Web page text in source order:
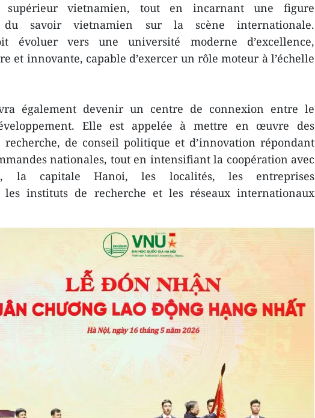
supérieur vietnamien, tout en incarnant une figure
du savoir vietnamien sur la scène internationale.
évoluer vers une université moderne d’excellence,
et innovante, capable d’exercer un rôle moteur à l’échelle
également devenir un centre de connexion entre le
Elle est appelée à mettre en œuvre des
recherche, de conseil politique et d’innovation répondant
nationales, tout en intensifiant la coopération avec
la capitale Hanoi, les localités, les entreprises
les instituts de recherche et les réseaux internationaux